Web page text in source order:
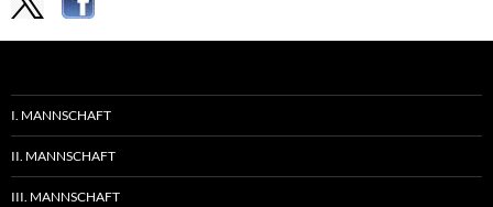
I. MANNSCHAFT
II. MANNSCHAFT
III. MANNSCHAFT